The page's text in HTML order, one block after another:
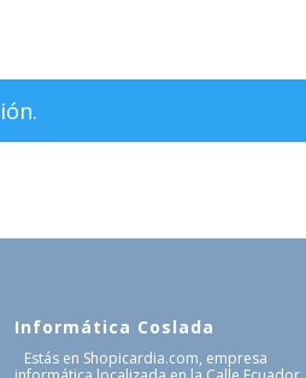
Informática Coslada
Estás en Shopicardia.com, empresa